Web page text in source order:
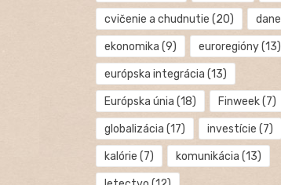
cvičenie a chudnutie (20) dane
ekonomika (9) euroregióny(13)
európska integrácia (13)
Európska únia (18) Finweek(7)
globalizácia (17) investície (7)
kalórie (7) komunikácia (13)